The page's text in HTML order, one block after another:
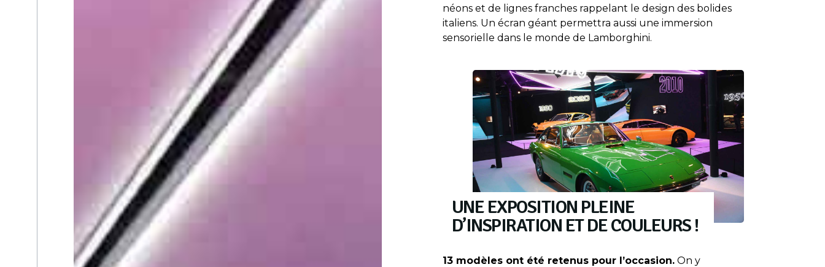
néons et de lignes franches rappelant le design des bolides
italiens. Un écran géant permettra aussi une immersion
sensorielle dans le monde de Lamborghini.
UNE EXPOSITION PLEINE
D’INSPIRATION ET DE COULEURS !
13 modèles ont été retenus pour l’occasion.On y